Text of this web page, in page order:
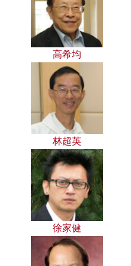
高希均
林超英
徐家健